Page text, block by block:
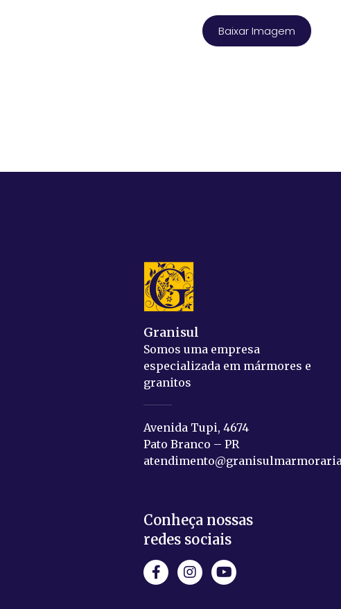
Baixar Imagem
Granisul
Somos uma empresa
especializada em mármores e
granitos
Avenida Tupi, 4674
Pato Branco – PR
Conheça nossas
redes sociais